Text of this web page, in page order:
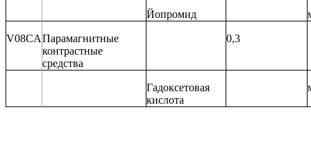
Йопромид
V08CAПарамагнитные
контрастные
средства
0,3
Гадоксетовая
кислота